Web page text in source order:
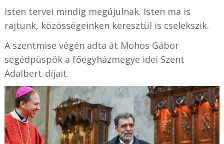
Isten tervei mindig megújulnak. Isten ma is
rajtunk, közösségeinken keresztül is cselekszik.
A szentmise végén adta át Mohos Gábor
segédpüspök a főegyházmegye idei Szent
Adalbert-díjait.